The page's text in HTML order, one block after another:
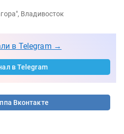
Владивосток
в Telegram →
в Telegram
Вконтакте